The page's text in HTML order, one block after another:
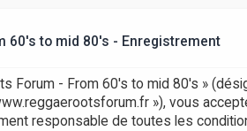
60's to mid 80's - Enregistrement
Forum - From 60's to mid 80's »
»), vous
responsable de toutes les